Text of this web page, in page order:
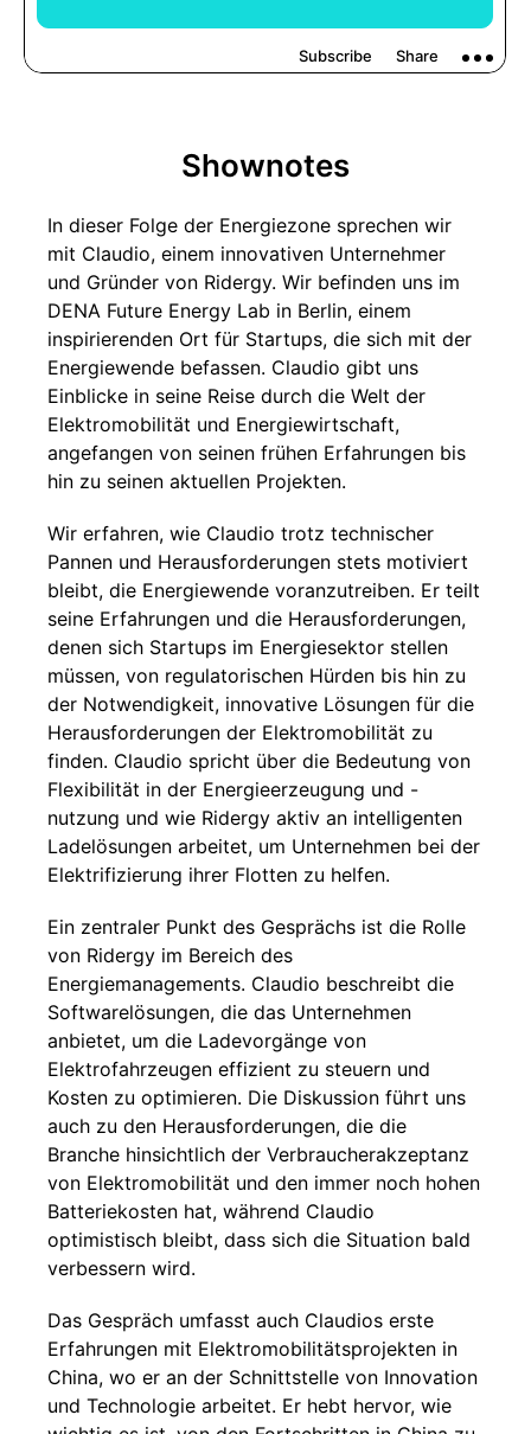
Shownotes
In dieser Folge der Energiezone sprechen wir
mit Claudio, einem innovativen Unternehmer
und Gründer von Ridergy. Wir befinden uns im
DENA Future Energy Lab in Berlin, einem
inspirierenden Ort für Startups, die sich mit der
Energiewende befassen. Claudio gibt uns
Einblicke in seine Reise durch die Welt der
Elektromobilität und Energiewirtschaft,
angefangen von seinen frühen Erfahrungen bis
hin zu seinen aktuellen Projekten.
Wir erfahren, wie Claudio trotz technischer
Pannen und Herausforderungen stets motiviert
bleibt, die Energiewende voranzutreiben. Er teilt
seine Erfahrungen und die Herausforderungen,
denen sich Startups im Energiesektor stellen
müssen, von regulatorischen Hürden bis hin zu
der Notwendigkeit, innovative Lösungen für die
Herausforderungen der Elektromobilität zu
finden. Claudio spricht über die Bedeutung von
Flexibilität in der Energieerzeugung und -
nutzung und wie Ridergy aktiv an intelligenten
Ladelösungen arbeitet, um Unternehmen bei der
Elektrifizierung ihrer Flotten zu helfen.
Ein zentraler Punkt des Gesprächs ist die Rolle
von Ridergy im Bereich des
Energiemanagements. Claudio beschreibt die
Softwarelösungen, die das Unternehmen
anbietet, um die Ladevorgänge von
Elektrofahrzeugen effizient zu steuern und
Kosten zu optimieren. Die Diskussion führt uns
auch zu den Herausforderungen, die die
Branche hinsichtlich der Verbraucherakzeptanz
von Elektromobilität und den immer noch hohen
Batteriekosten hat, während Claudio
optimistisch bleibt, dass sich die Situation bald
verbessern wird.
Das Gespräch umfasst auch Claudios erste
Erfahrungen mit Elektromobilitätsprojekten in
China, wo er an der Schnittstelle von Innovation
und Technologie arbeitet. Er hebt hervor, wie